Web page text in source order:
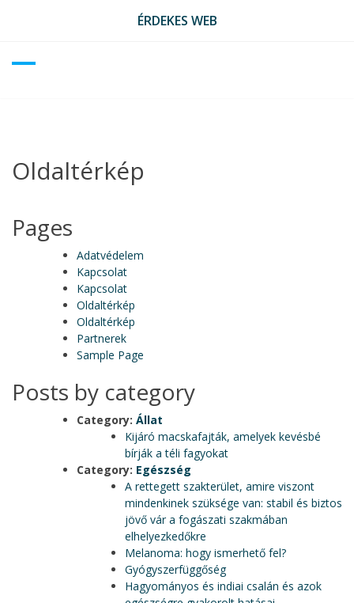
ÉRDEKES WEB
Oldaltérkép
Pages
Adatvédelem
Kapcsolat
Kapcsolat
Oldaltérkép
Oldaltérkép
Partnerek
Sample Page
Posts by category
Category: Állat
Kijáró macskafajták, amelyek kevésbé
bírják a téli fagyokat
Category: Egészség
A rettegett szakterület, amire viszont
mindenkinek szüksége van: stabil és biztos
jövő vár a fogászati szakmában
elhelyezkedőkre
Melanoma: hogy ismerhető fel?
Gyógyszerfüggőség
Hagyományos és indiai csalán és azok